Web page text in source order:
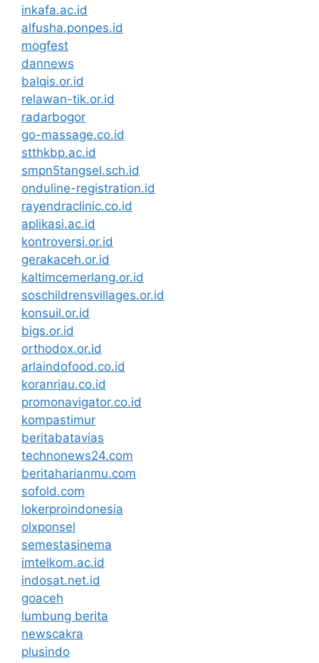
inkafa.ac.id
alfusha.ponpes.id
mogfest
dannews
balqis.or.id
relawan-tik.or.id
radarbogor
go-massage.co.id
stthkbp.ac.id
smpn5tangsel.sch.id
onduline-registration.id
rayendraclinic.co.id
aplikasi.ac.id
kontroversi.or.id
gerakaceh.or.id
kaltimcemerlang.or.id
soschildrensvillages.or.id
konsuil.or.id
bigs.or.id
orthodox.or.id
arlaindofood.co.id
koranriau.co.id
promonavigator.co.id
kompastimur
beritabatavias
technonews24.com
beritaharianmu.com
sofold.com
lokerproindonesia
olxponsel
semestasinema
imtelkom.ac.id
indosat.net.id
goaceh
lumbung berita
newscakra
plusindo